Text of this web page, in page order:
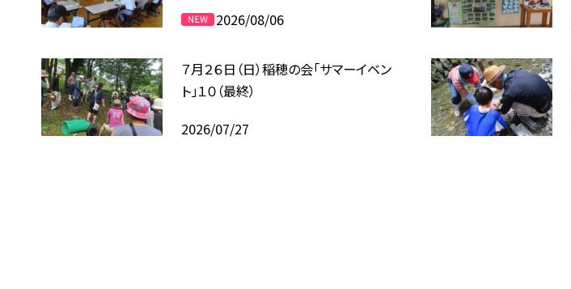
2026/08/06
７月２６日（日）稲穂の会「サマーイベン
ト」１０（最終）
2026/07/27